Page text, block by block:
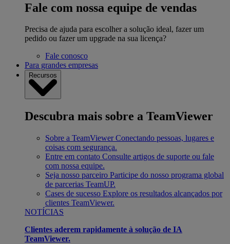
Fale com nossa equipe de vendas
Precisa de ajuda para escolher a solução ideal, fazer um
pedido ou fazer um upgrade na sua licença?
Fale conosco
Para grandes empresas
Recursos
Descubra mais sobre a TeamViewer
Sobre a TeamViewer Conectando pessoas, lugares e
coisas com segurança.
Entre em contato Consulte artigos de suporte ou fale
com nossa equipe.
Seja nosso parceiro Participe do nosso programa global
de parcerias TeamUP.
Cases de sucesso Explore os resultados alcançados por
clientes TeamViewer.
NOTÍCIAS
Clientes aderem rapidamente à solução de IA
TeamViewer.